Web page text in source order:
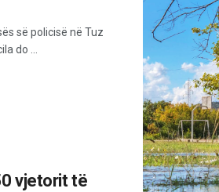
së policisë në Tuz
do ...
vjetorit të